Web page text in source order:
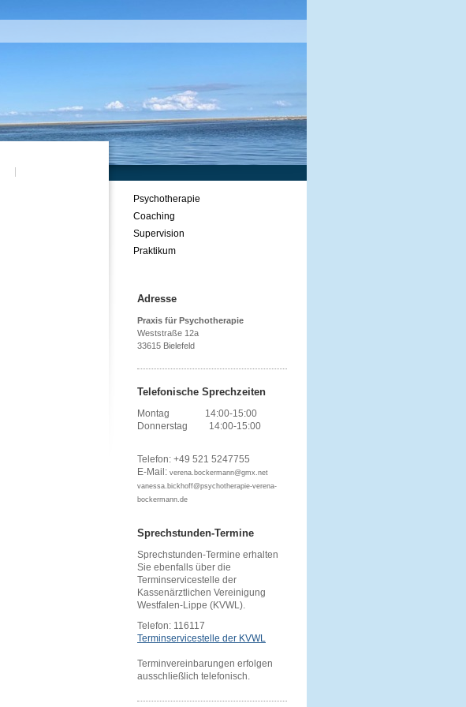
Psychotherapie
Coaching
Supervision
Praktikum
Adresse
Praxis für Psychotherapie
Weststraße 12a
33615 Bielefeld
Telefonische Sprechzeiten
Montag 14:00-15:00
Donnerstag 14:00-15:00
Telefon: +49 521 5247755
E-Mail: verena.bockermann@gmx.net
vanessa.bickhoff@psychotherapie-verena-
bockermann.de
Sprechstunden-Termine
Sprechstunden-Termine erhalten
Sie ebenfalls über die
Terminservicestelle der
Kassenärztlichen Vereinigung
Westfalen-Lippe (KVWL).
Telefon: 116117
Terminservicestelle der KVWL
Terminvereinbarungen erfolgen
ausschließlich telefonisch.